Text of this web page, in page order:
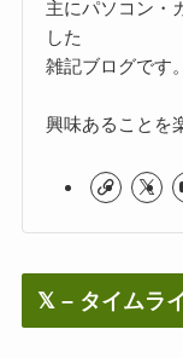
主にパソコン・
した
雑記ブログです。
興味あることを
𝕏 – タイムラ